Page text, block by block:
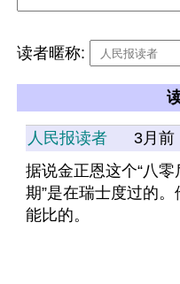
读者暱称:
人民报读者 3月前
据说金正恩这个“八零
期”是在瑞士度过的。
能比的。